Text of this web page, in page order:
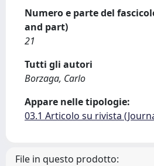
Numero e parte del
and part)
21
Tutti gli autori
Borzaga, Carlo
Appare nelle tipologie:
03.1 Articolo su rivista
File in questo prodotto: